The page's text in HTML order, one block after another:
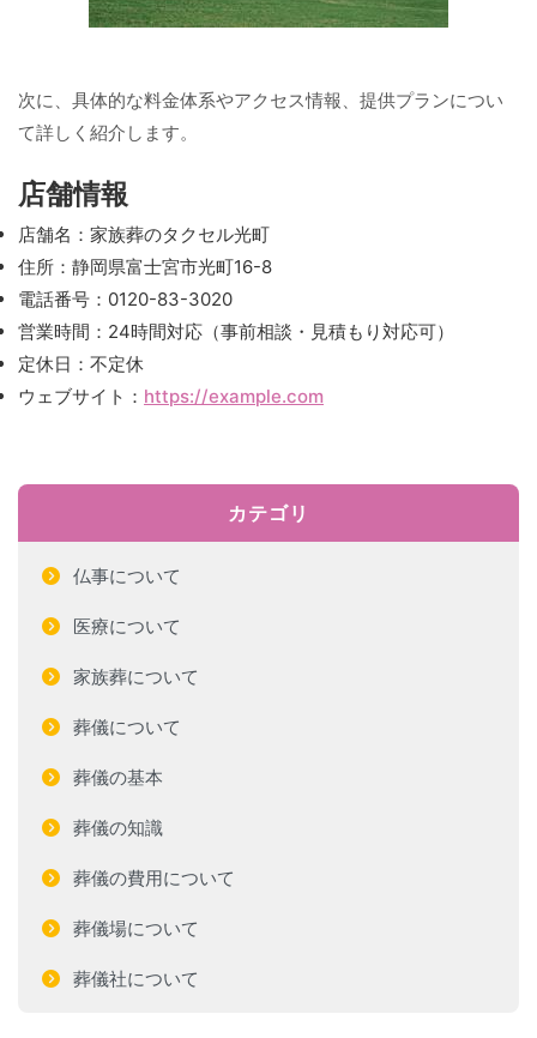
次に、具体的な料金体系やアクセス情報、提供プランについ
て詳しく紹介します。
店舗情報
店舗名：家族葬のタクセル光町
住所：静岡県富士宮市光町16-8
電話番号：0120-83-3020
営業時間：24時間対応（事前相談・見積もり対応可）
定休日：不定休
ウェブサイト： https://example.com
カテゴリ
仏事について
医療について
家族葬について
葬儀について
葬儀の基本
葬儀の知識
葬儀の費用について
葬儀場について
葬儀社について